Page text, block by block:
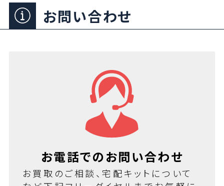
お問い合わせ
お電話でのお問い合わせ
お買取のご相談、宅配キットについて